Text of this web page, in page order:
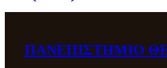
ΠΑΝΕΠΙΣΤΗΜΙΟ